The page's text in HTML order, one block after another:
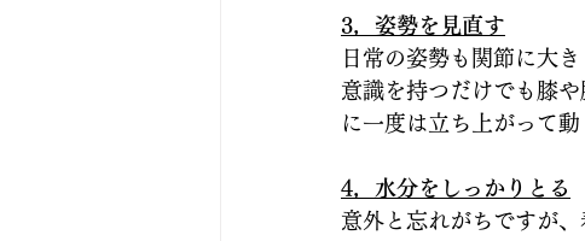
3，姿勢を見直す
日常の姿勢も関節に大
意識を持つだけでも膝
に一度は立ち上がって
4，水分をしっかりとる
意外と忘れがちですが